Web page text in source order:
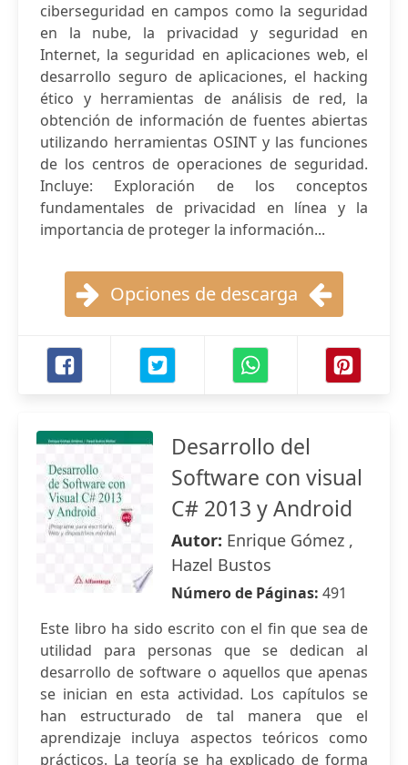
ciberseguridad en campos como la seguridad
en la nube, la privacidad y seguridad en
Internet, la seguridad en aplicaciones web, el
desarrollo seguro de aplicaciones, el hacking
ético y herramientas de análisis de red, la
obtención de información de fuentes abiertas
utilizando herramientas OSINT y las funciones
de los centros de operaciones de seguridad.
Incluye: Exploración de los conceptos
fundamentales de privacidad en línea y la
importancia de proteger la información...
Opciones de descarga
Desarrollo del
Software con visual
C# 2013 y Android
Autor: Enrique Gómez ,
Hazel Bustos
Número de Páginas: 491
Este libro ha sido escrito con el fin que sea de
utilidad para personas que se dedican al
desarrollo de software o aquellos que apenas
se inician en esta actividad. Los capítulos se
han estructurado de tal manera que el
aprendizaje incluya aspectos teóricos como
prácticos. La teoría se ha explicado de forma